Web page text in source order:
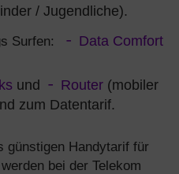
/ Jugendliche).
Surfen:
Data Comfort
und Router (mobiler
zum Datentarif.
günstigen Handytarif für
bei der Telekom